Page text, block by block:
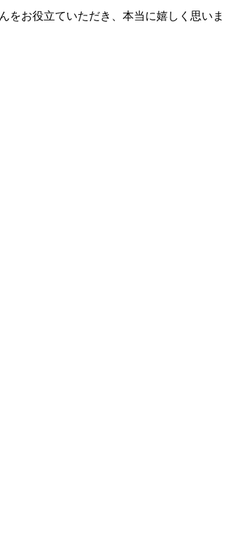
をお役立ていただき、本当に嬉しく思いま